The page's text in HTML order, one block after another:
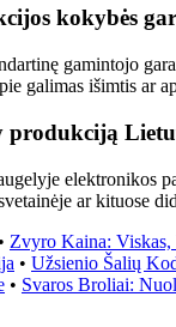
kokybės
gamintojo
galimas išimtis ar
produkciją
elektronikos
ar kituose
• Zvyro Kaina:
• Užsienio Šalių
• Svaros Broliai: